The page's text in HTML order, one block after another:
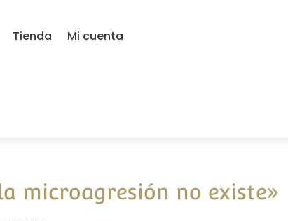
Tienda Mi cuenta
microagresión no existe»